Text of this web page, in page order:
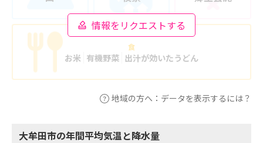
情報をリクエストする
食
お米 有機野菜 出汁が効いたうどん
地域の方へ：データを表示するには？
大牟田市の年間平均気温と降水量